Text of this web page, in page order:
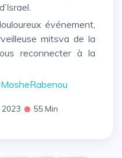
mitsva de la
reconnecter à la
2023 55 Min